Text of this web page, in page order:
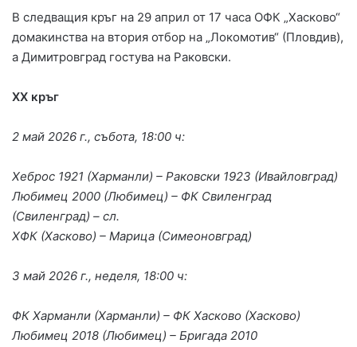
В следващия кръг на 29 април от 17 часа ОФК „Хасково“
домакинства на втория отбор на „Локомотив“ (Пловдив),
а Димитровград гостува на Раковски.
XX кръг
2 май 2026 г., събота, 18:00 ч:
Хеброс 1921 (Харманли) – Раковски 1923 (Ивайловград)
Любимец 2000 (Любимец) – ФК Свиленград
(Свиленград) – сл.
ХФК (Хасково) – Марица (Симеоновград)
3 май 2026 г., неделя, 18:00 ч:
ФК Харманли (Харманли) – ФК Хасково (Хасково)
Любимец 2018 (Любимец) – Бригада 2010